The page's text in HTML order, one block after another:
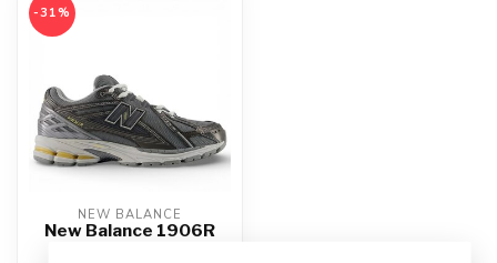
-31%
NEW BALANCE
New Balance 1906R